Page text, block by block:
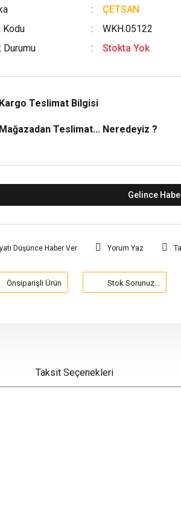
ÇETSAN
Kodu
WKH.05122
Durumu
Stokta Yok
Kargo Teslimat Bilgisi
Mağazadan Teslimat... Neredeyiz ?
Gelince
Düşünce Haber Ver Yorum Yaz
Önsiparişli Ürün Stok Sorunuz...
Taksit Seçenekleri